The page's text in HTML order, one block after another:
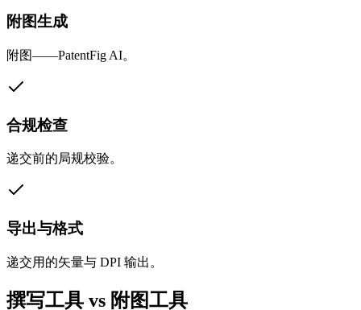
附图生成
附图——PatentFig AI。
合规检查
递交前的局规校验。
导出与格式
递交用的矢量与 DPI 输出。
撰写工具 vs 附图工具